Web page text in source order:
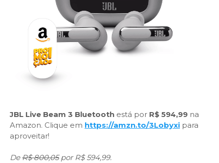
JBL Live Beam 3 Bluetooth está por R$ 594,99 na
Amazon. Clique em https://amzn.to/3Lobyxi para
aproveitar!
DeR$ 800,05por R$ 594,99.